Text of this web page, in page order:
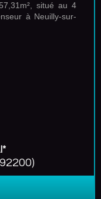
situé au 4
à Neuilly-sur-